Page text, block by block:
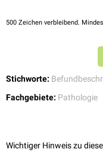
500 Zeichen verbleibend.
Stichworte:
Fachgebiete: Pathologie
Wichtiger Hinweis zu